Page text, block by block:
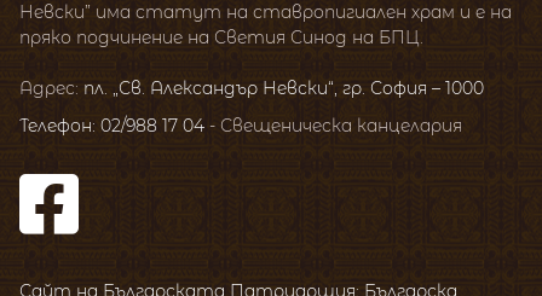
Невски” има статут на ставропигиален храм и е на
пряко подчинение на Светия Синод на БПЦ.
Адрес: пл. „Св. Александър Невски“, гр. София – 1000
Телефон: 02/988 17 04 - Свещеническа канцелария
Сайт на Българската Патриаршия: Българска